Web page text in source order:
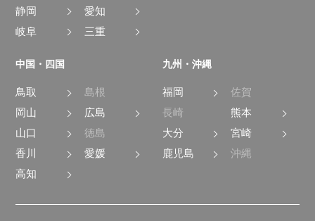
静岡
愛知
岐阜
三重
中国・四国
鳥取
島根
岡山
広島
山口
徳島
香川
愛媛
高知
九州・沖縄
福岡
佐賀
長崎
熊本
大分
宮崎
鹿児島
沖縄